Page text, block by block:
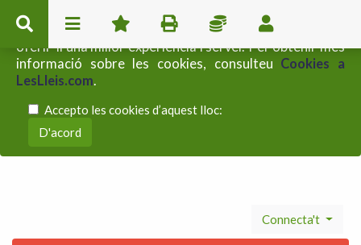
Aquest lloc web utilitza cookies pròpies i de tercers per
oferir-li una millor experiència i servei. Per obtenir més
informació sobre les cookies, consulteu Cookies a
LesLleis.com.
Accepto les cookies d’aquest lloc:
Connecta't